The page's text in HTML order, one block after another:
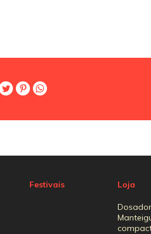
Festivais Loja